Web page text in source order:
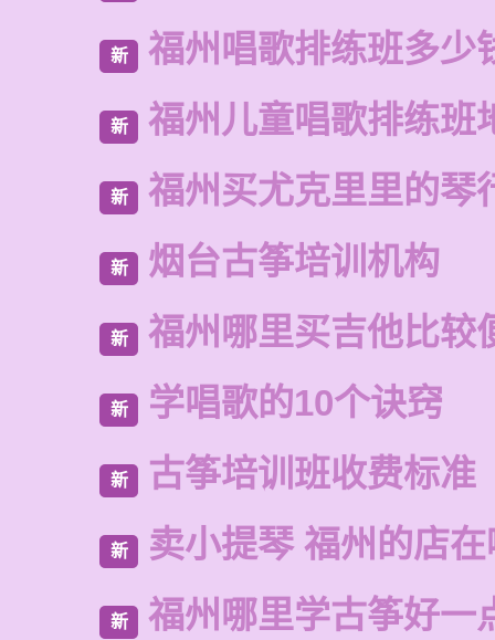
新 福州唱歌排练班多少
新 福州儿童唱歌排练班
新 福州买尤克里里的琴
新 烟台古筝培训机构
新 福州哪里买吉他比较
新 学唱歌的10个诀窍
新 古筝培训班收费标准
新 卖小提琴 福州的店
新 福州哪里学古筝好一